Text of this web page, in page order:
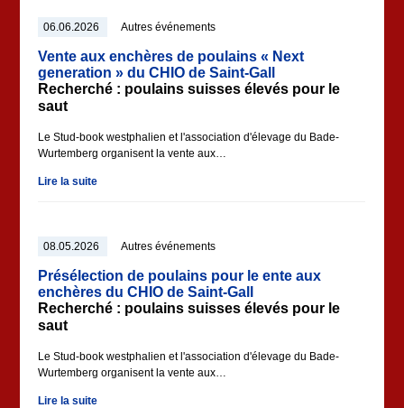
06.06.2026 Autres événements
Vente aux enchères de poulains « Next
generation » du CHIO de Saint-Gall
Recherché : poulains suisses élevés pour le
saut
Le Stud-book westphalien et l'association d'élevage du Bade-
Wurtemberg organisent la vente aux…
Lire la suite
08.05.2026 Autres événements
Présélection de poulains pour le ente aux
enchères du CHIO de Saint-Gall
Recherché : poulains suisses élevés pour le
saut
Le Stud-book westphalien et l'association d'élevage du Bade-
Wurtemberg organisent la vente aux…
Lire la suite